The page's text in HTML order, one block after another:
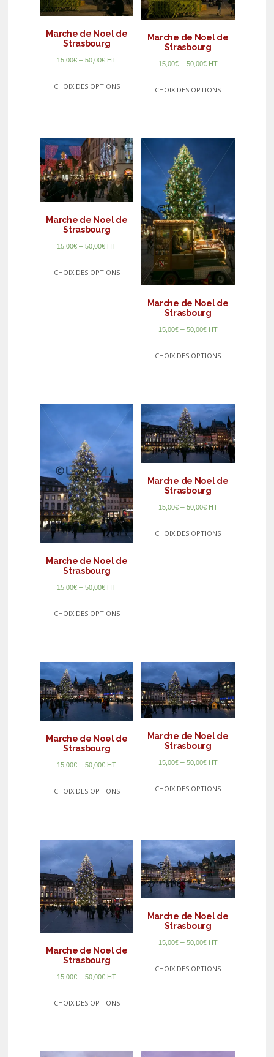
Marche de Noel de
Strasbourg
15,00€ –50,00€ HT
CHOIX DES OPTIONS
Marche de Noel de
Strasbourg
15,00€– 50,00€ HT
CHOIX DES OPTIONS
Marche de Noel de
Strasbourg
15,00€ –50,00€ HT
CHOIX DES OPTIONS
Marche de Noel de
Strasbourg
15,00€– 50,00€ HT
CHOIX DES OPTIONS
Marche de Noel de
Strasbourg
15,00€ –50,00€ HT
CHOIX DES OPTIONS
Marche de Noel de
Strasbourg
15,00€– 50,00€ HT
CHOIX DES OPTIONS
Marche de Noel de
Strasbourg
15,00€ –50,00€ HT
CHOIX DES OPTIONS
Marche de Noel de
Strasbourg
15,00€– 50,00€ HT
CHOIX DES OPTIONS
Marche de Noel de
Strasbourg
15,00€ –50,00€ HT
CHOIX DES OPTIONS
Marche de Noel de
Strasbourg
15,00€– 50,00€ HT
CHOIX DES OPTIONS